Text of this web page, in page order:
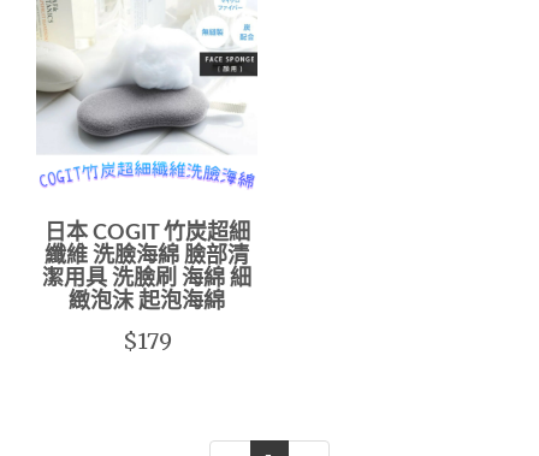
日本 COGIT 竹炭超細
纖維 洗臉海綿 臉部清
潔用具 洗臉刷 海綿 細
緻泡沫 起泡海綿
$179